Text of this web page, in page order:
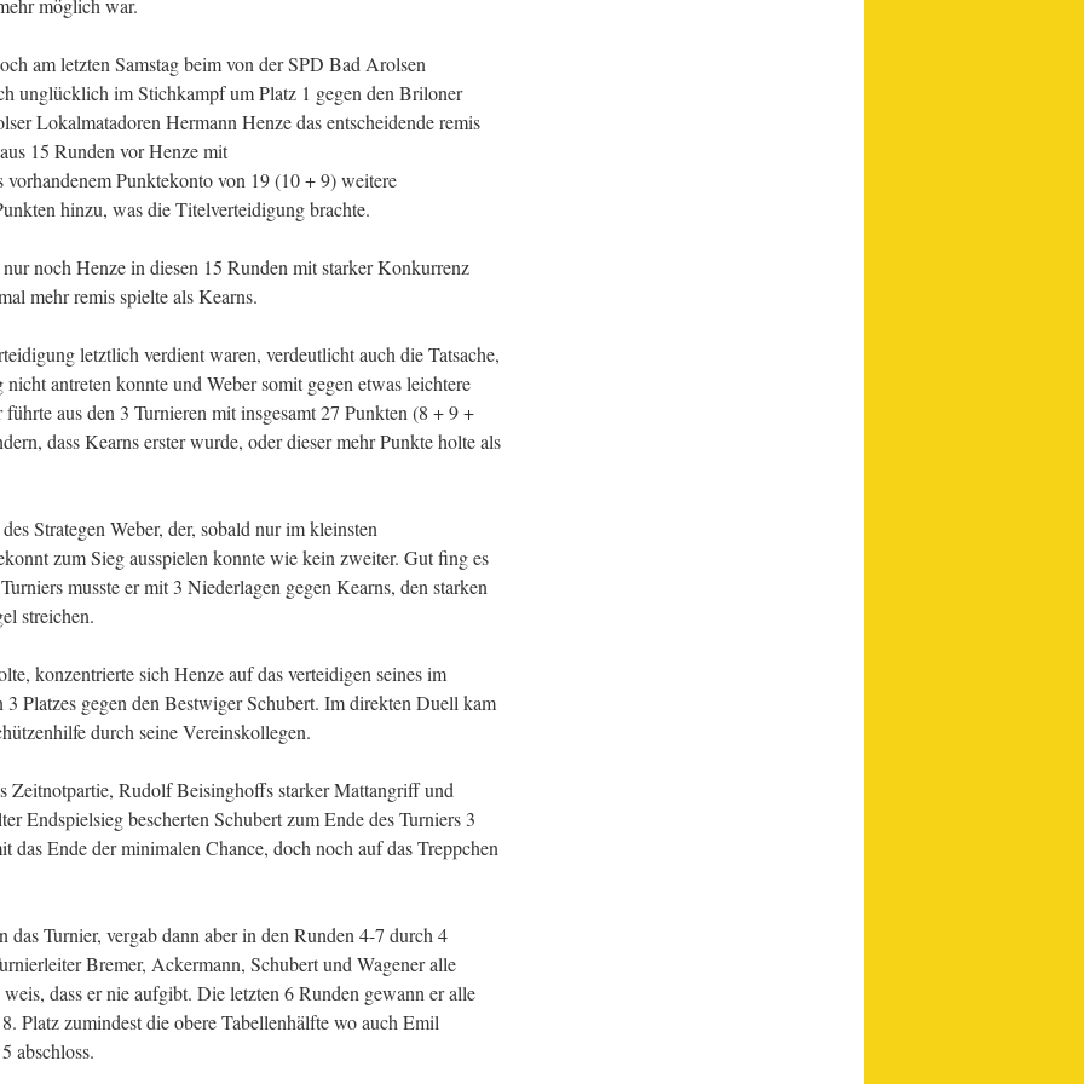
möglich war.
am letzten Samstag beim von der SPD Bad Arolsen
unglücklich im Stichkampf um Platz 1 gegen den Briloner
Lokalmatadoren Hermann Henze das entscheidende remis
15 Runden vor Henze mit
Punktekonto von 19 (10 + 9) weitere
hinzu, was die Titelverteidigung brachte.
noch Henze in diesen 15 Runden mit starker Konkurrenz
mehr remis spielte als Kearns.
letztlich verdient waren, verdeutlicht auch die Tatsache,
antreten konnte und Weber somit gegen etwas leichtere
aus den 3 Turnieren mit insgesamt 27 Punkten (8 + 9 +
dass Kearns erster wurde, oder dieser mehr Punkte holte als
Strategen Weber, der, sobald nur im kleinsten
zum Sieg ausspielen konnte wie kein zweiter. Gut fing es
musste er mit 3 Niederlagen gegen Kearns, den starken
streichen.
konzentrierte sich Henze auf das verteidigen seines im
3 Platzes gegen den Bestwiger Schubert. Im direkten Duell kam
durch seine Vereinskollegen.
Zeitnotpartie, Rudolf Beisinghoffs starker Mattangriff und
Endspielsieg bescherten Schubert zum Ende des Turniers 3
das Ende der minimalen Chance, doch noch auf das Treppchen
Turnier, vergab dann aber in den Runden 4-7 durch 4
Bremer, Ackermann, Schubert und Wagener alle
dass er nie aufgibt. Die letzten 6 Runden gewann er alle
Platz zumindest die obere Tabellenhälfte wo auch Emil
abschloss.